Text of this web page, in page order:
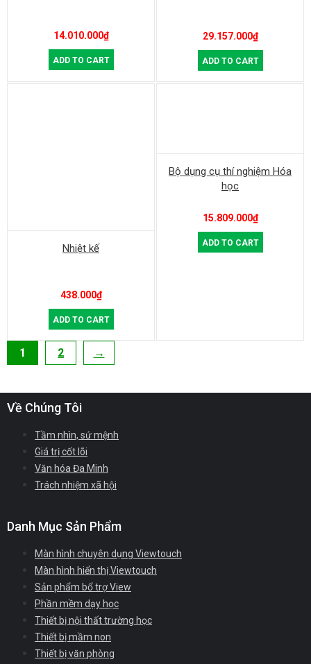
14.010.000₫
ADD TO CART
29.157.000₫
ADD TO CART
Nhiệt kế
438.000₫
ADD TO CART
Bộ dụng cụ thí nghiệm Hóa
học
15.809.000₫
ADD TO CART
1 2 →
Về Chúng Tôi
Tầm nhìn, sứ mệnh
Giá trị cốt lõi
Văn hóa Đa Minh
Trách nhiệm xã hội
Danh Mục Sản Phẩm
Màn hình chuyên dụng Viewtouch
Màn hình hiển thị Viewtouch
Sản phẩm bổ trợ View
Phần mềm dạy học
Thiết bị nội thất trường học
Thiết bị mầm non
Thiết bị văn phòng